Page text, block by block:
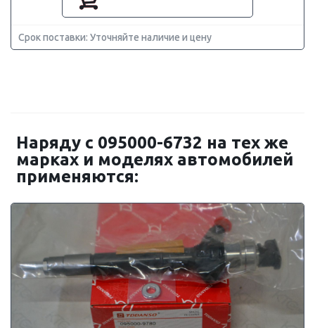
Срок поставки: Уточняйте наличие и цену
Наряду с 095000-6732 на тех же
марках и моделях автомобилей
применяются: